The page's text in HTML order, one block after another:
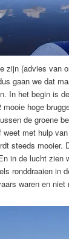
zijn (advies van
gaan we dat
In het begin is
hoge
de groene
met hulp
steeds mooier.
in de lucht zien
ronddraaien in
waren en niet